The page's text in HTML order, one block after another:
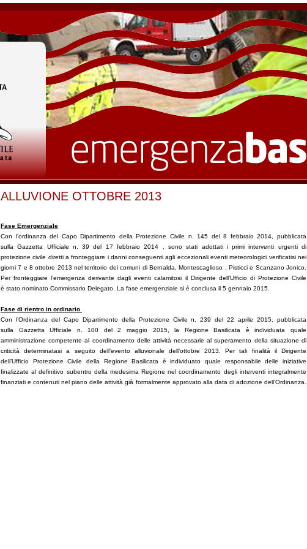
ALLUVIONE OTTOBRE 2013
Fase Emergenziale
Con l’ordinanza del Capo Dipartimento della Protezione Civile n. 145 del 8 febbraio 2014, pubblicata
sulla Gazzetta Ufficiale n. 39 del 17 febbraio 2014 , sono stati adottati i primi interventi urgenti di
protezione civile diretti a fronteggiare i danni conseguenti agli eccezionali eventi meteorologici verificatisi nei
giorni 7 e 8 ottobre 2013 nel territorio dei comuni di Bernalda, Montescaglioso , Pisticci e Scanzano Jonico.
Per fronteggiare l’emergenza derivante dagli eventi calamitosi il Dirigente dell’Ufficio di Protezione Civile
è stato nominato Commissario Delegato. La fase emergenziale si è conclusa il 5 gennaio 2015.
Fase di rientro in ordinario
Con l’Ordinanza del Capo Dipartimento della Protezione Civile n. 239 del 22 aprile 2015, pubblicata
sulla Gazzetta Ufficiale n. 100 del 2 maggio 2015, la Regione Basilicata è individuata quale
amministrazione competente al coordinamento delle attività necessarie al superamento della situazione di
criticità determinatasi a seguito dell’evento alluvionale dell’ottobre 2013. Per tali finalità il Dirigente
dell’Ufficio Protezione Civile della Regione Basilicata è individuato quale responsabile delle iniziative
finalizzate al definitivo subentro della medesima Regione nel coordinamento degli interventi integralmente
finanziati e contenuti nel piano delle attività già formalmente approvato alla data di adozione dell’Ordinanza.